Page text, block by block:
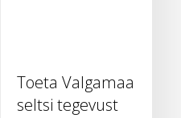
Toeta Valgamaa
seltsi tegevust